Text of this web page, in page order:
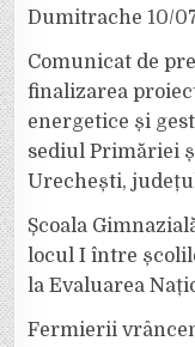
Dumitrache 10/
Comunicat de
finalizarea
energetice și
sediul Primăriei
Urechești,
Școala
locul I între
la Evaluarea
Fermierii